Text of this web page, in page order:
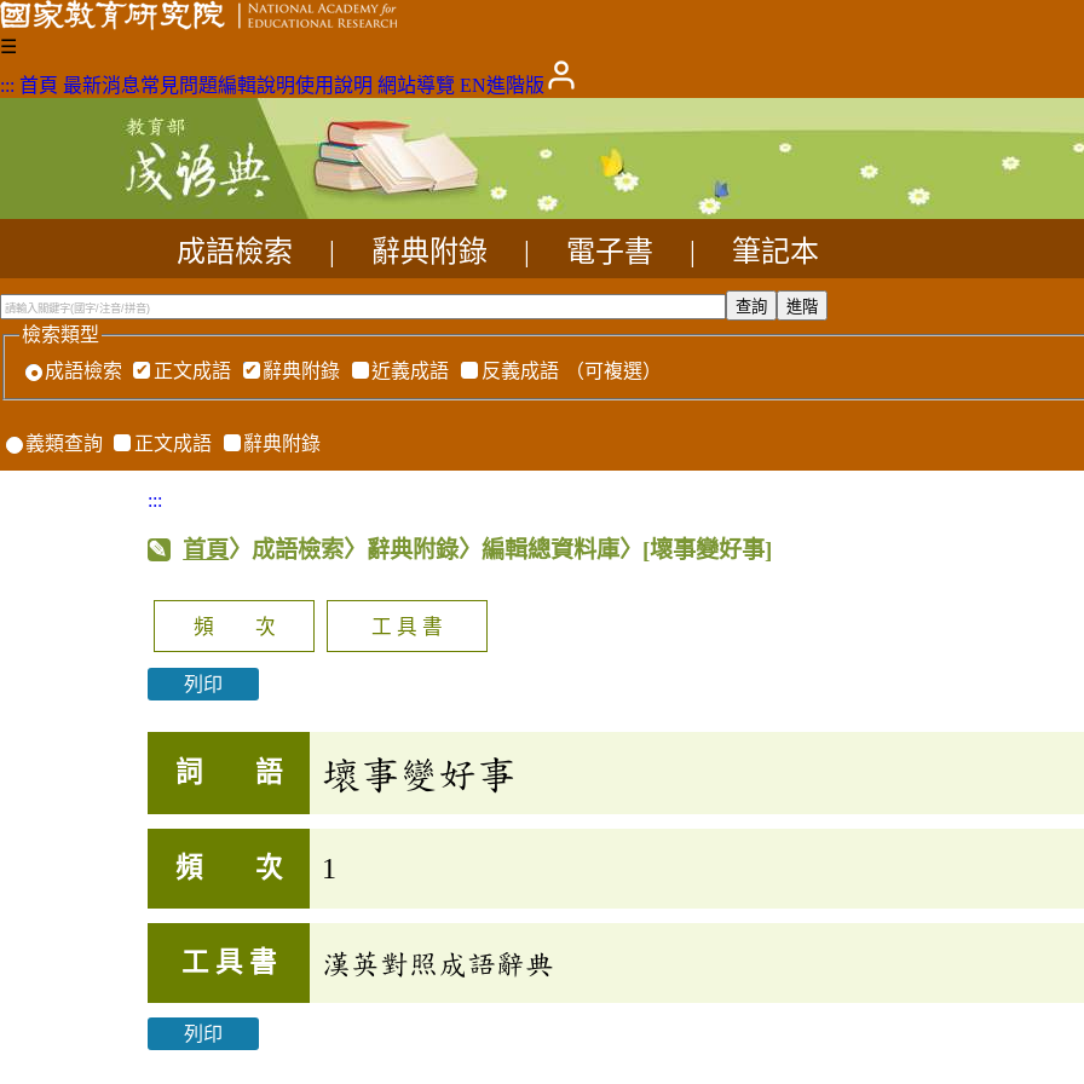
☰
::: 首頁 最新消息常見問題編輯說明使用說明 網站導覽 EN進階版
成語檢索 辭典附錄 電子書 筆記本
檢索類型
成語檢索
正文成語 辭典附錄 近義成語 反義成語 （可複選）
義類查詢 正文成語 辭典附錄
:::
首頁〉成語檢索〉辭典附錄〉編輯總資料庫〉 [壞事變好事]
頻 次 工 具 書
列印
詞 語 壞事變好事
頻 次 1
工 具 書 漢英對照成語辭典
列印